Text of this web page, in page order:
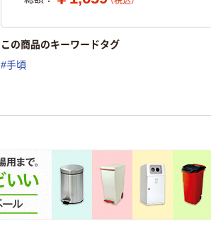
この商品のキーワードタグ
#手頃